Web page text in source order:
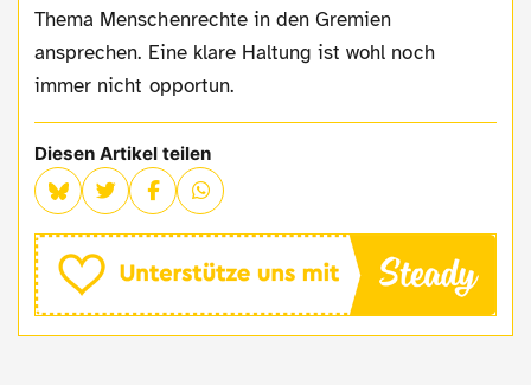
Thema Menschenrechte in den Gremien
ansprechen. Eine klare Haltung ist wohl noch
immer nicht opportun.
Diesen Artikel teilen